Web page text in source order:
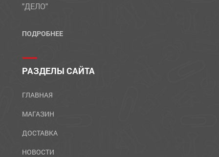
"ДЕЛО"
ПОДРОБНЕЕ
РАЗДЕЛЫ САЙТА
ГЛАВНАЯ
МАГАЗИН
ДОСТАВКА
НОВОСТИ